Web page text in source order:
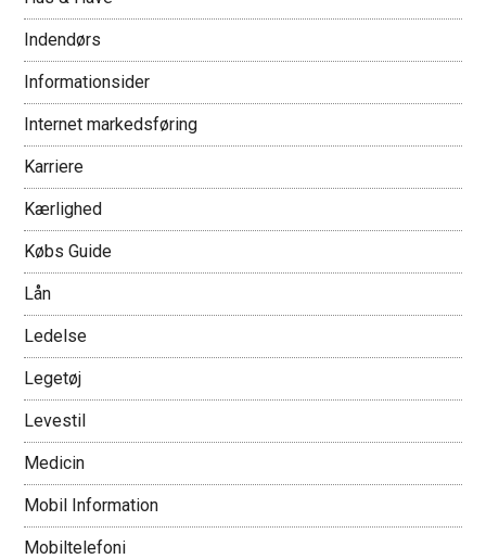
Indendørs
Informationsider
Internet markedsføring
Karriere
Kærlighed
Købs Guide
Lån
Ledelse
Legetøj
Levestil
Medicin
Mobil Information
Mobiltelefoni